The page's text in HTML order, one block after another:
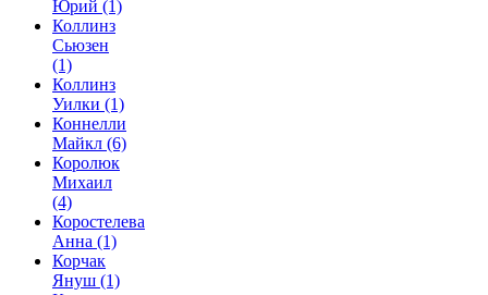
Юрий (1)
Коллинз
Сьюзен
(1)
Коллинз
Уилки (1)
Коннелли
Майкл (6)
Королюк
Михаил
(4)
Коростелева
Анна (1)
Корчак
Януш (1)